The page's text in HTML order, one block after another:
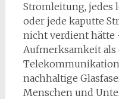
Stromleitung, jedes
oder jede kaputte
nicht verdient
Aufmerksamkeit als
nachhaltige
Menschen und